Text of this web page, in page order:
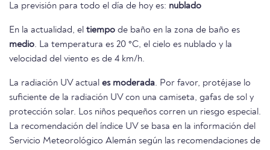
La previsión para todo el día de hoy es: nublado
En la actualidad, el tiempo de baño en la zona de baño es
medio. La temperatura es 20 °C, el cielo es nublado y la
velocidad del viento es de 4 km/h.
La radiación UV actual es moderada. Por favor, protéjase lo
suficiente de la radiación UV con una camiseta, gafas de sol y
protección solar. Los niños pequeños corren un riesgo especial.
La recomendación del índice UV se basa en la información del
Servicio Meteorológico Alemán según las recomendaciones de